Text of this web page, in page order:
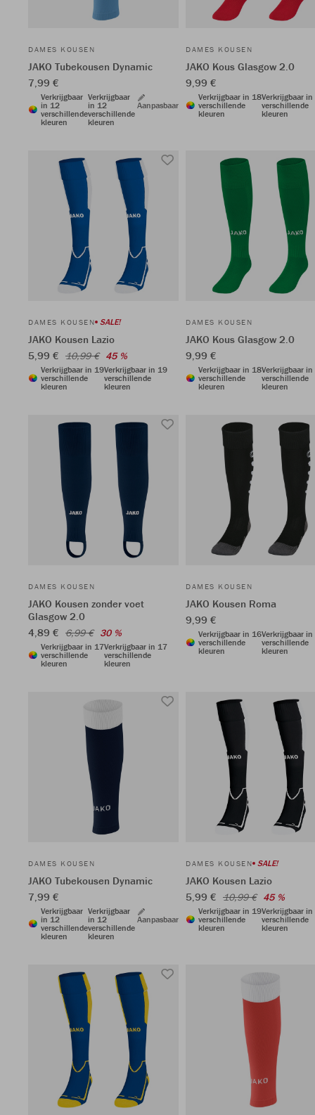
DAMES KOUSEN
JAKO Tubekousen Dynamic
7,99 €
Verkrijgbaar
in 12
verschillende
kleuren
Verkrijgbaar
in 12
verschillende
kleuren
Aanpasbaar
DAMES KOUSEN
JAKO Kous Glasgow 2.0
9,99 €
Verkrijgbaar in 18
verschillende
kleuren
Verkrijgbaar
verschillende
kleuren
DAMES KOUSEN SALE!
JAKO Kousen Lazio
5,99 € 10,99 € 45 %
Verkrijgbaar in 19
verschillende
kleuren
Verkrijgbaar in 19
verschillende
kleuren
DAMES KOUSEN
JAKO Kous Glasgow 2.0
9,99 €
Verkrijgbaar in 18
verschillende
kleuren
Verkrijgbaar
verschillende
kleuren
DAMES KOUSEN
JAKO Kousen zonder voet
Glasgow 2.0
4,89 € 6,99 € 30 %
Verkrijgbaar in 17
verschillende
kleuren
Verkrijgbaar in 17
verschillende
kleuren
DAMES KOUSEN
JAKO Kousen Roma
9,99 €
Verkrijgbaar in 16
verschillende
kleuren
Verkrijgbaar
verschillende
kleuren
DAMES KOUSEN
JAKO Tubekousen Dynamic
7,99 €
Verkrijgbaar
in 12
verschillende
kleuren
Verkrijgbaar
in 12
verschillende
kleuren
Aanpasbaar
DAMES KOUSEN SALE!
JAKO Kousen Lazio
5,99 € 10,99 € 45 %
Verkrijgbaar in 19
verschillende
kleuren
Verkrijgbaar
verschillende
kleuren